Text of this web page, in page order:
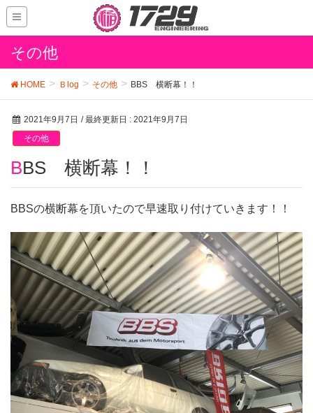
その他
HOME Ｂlog その他 BBS 横断幕！！
2021年9月7日 / 最終更新日 : 2021年9月7日
その他
BBS 横断幕！！
BBSの横断幕を頂いたので早速取り付けていきます！！